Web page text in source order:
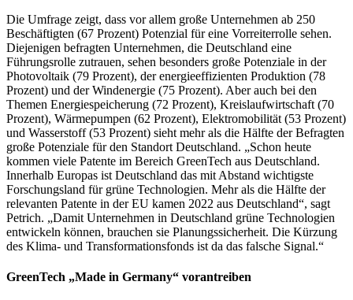
Die Umfrage zeigt, dass vor allem große Unternehmen ab 250
Beschäftigten (67 Prozent) Potenzial für eine Vorreiterrolle sehen.
Diejenigen befragten Unternehmen, die Deutschland eine
Führungsrolle zutrauen, sehen besonders große Potenziale in der
Photovoltaik (79 Prozent), der energieeffizienten Produktion (78
Prozent) und der Windenergie (75 Prozent). Aber auch bei den
Themen Energiespeicherung (72 Prozent), Kreislaufwirtschaft (70
Prozent), Wärmepumpen (62 Prozent), Elektromobilität (53 Prozent)
und Wasserstoff (53 Prozent) sieht mehr als die Hälfte der Befragten
große Potenziale für den Standort Deutschland. „Schon heute
kommen viele Patente im Bereich GreenTech aus Deutschland.
Innerhalb Europas ist Deutschland das mit Abstand wichtigste
Forschungsland für grüne Technologien. Mehr als die Hälfte der
relevanten Patente in der EU kamen 2022 aus Deutschland“, sagt
Petrich. „Damit Unternehmen in Deutschland grüne Technologien
entwickeln können, brauchen sie Planungssicherheit. Die Kürzung
des Klima- und Transformationsfonds ist da das falsche Signal.“
GreenTech „Made in Germany“ vorantreiben